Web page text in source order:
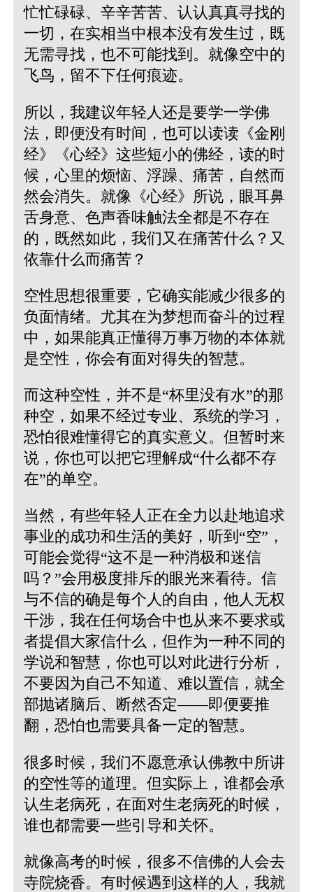
忙忙碌碌、辛辛苦苦、认认真真寻找的
一切，在实相当中根本没有发生过，既
无需寻找，也不可能找到。就像空中的
飞鸟，留不下任何痕迹。
所以，我建议年轻人还是要学一学佛
法，即便没有时间，也可以读读《金刚
经》《心经》这些短小的佛经，读的时
候，心里的烦恼、浮躁、痛苦，自然而
然会消失。就像《心经》所说，眼耳鼻
舌身意、色声香味触法全都是不存在
的，既然如此，我们又在痛苦什么？又
依靠什么而痛苦？
空性思想很重要，它确实能减少很多的
负面情绪。尤其在为梦想而奋斗的过程
中，如果能真正懂得万事万物的本体就
是空性，你会有面对得失的智慧。
而这种空性，并不是“杯里没有水”的那
种空，如果不经过专业、系统的学习，
恐怕很难懂得它的真实意义。但暂时来
说，你也可以把它理解成“什么都不存
在”的单空。
当然，有些年轻人正在全力以赴地追求
事业的成功和生活的美好，听到“空”，
可能会觉得“这不是一种消极和迷信
吗？”会用极度排斥的眼光来看待。信
与不信的确是每个人的自由，他人无权
干涉，我在任何场合中也从来不要求或
者提倡大家信什么，但作为一种不同的
学说和智慧，你也可以对此进行分析，
不要因为自己不知道、难以置信，就全
部抛诸脑后、断然否定——即便要推
翻，恐怕也需要具备一定的智慧。
很多时候，我们不愿意承认佛教中所讲
的空性等的道理。但实际上，谁都会承
认生老病死，在面对生老病死的时候，
谁也都需要一些引导和关怀。
就像高考的时候，很多不信佛的人会去
寺院烧香。有时候遇到这样的人，我就